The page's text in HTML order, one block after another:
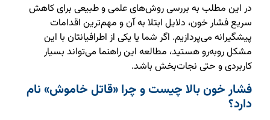
در این مطلب به بررسی روش‌های علمی و طبیعی برای کاهش
سریع فشار خون، دلایل ابتلا به آن و مهم‌ترین اقدامات
پیشگیرانه می‌پردازیم. اگر شما یا یکی از اطرافیانتان با این
مشکل روبه‌رو هستید، مطالعه این راهنما می‌تواند بسیار
کاربردی و حتی نجات‌بخش باشد.
فشار خون بالا چیست و چرا «قاتل خاموش» نام
دارد؟